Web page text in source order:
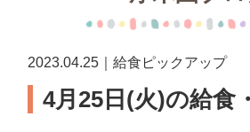
2023.04.25｜給食ピックアップ
4月25日(火)の給食